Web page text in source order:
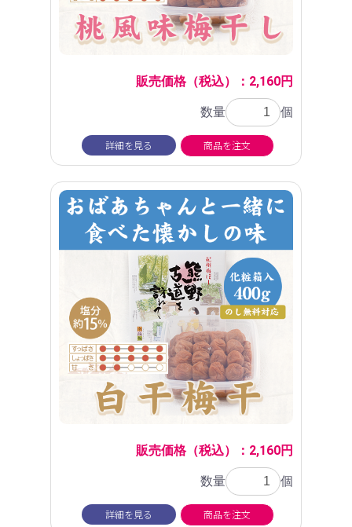
販売価格（税込）：2,160円
数量 個
詳細を見る 商品を注文
販売価格（税込）：2,160円
数量 個
詳細を見る 商品を注文